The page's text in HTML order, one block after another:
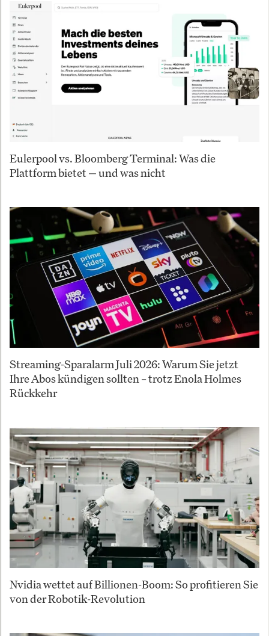
Eulerpool vs. Bloomberg Terminal: Was die
Plattform bietet — und was nicht
Streaming-Sparalarm Juli 2026: Warum Sie jetzt
Ihre Abos kündigen sollten – trotz Enola Holmes
Rückkehr
Nvidia wettet auf Billionen-Boom: So profitieren Sie
von der Robotik-Revolution